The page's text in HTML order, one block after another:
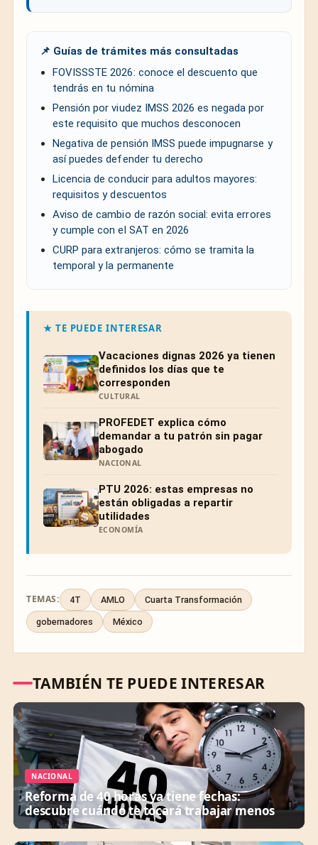
📌 Guías de trámites más consultadas
FOVISSSTE 2026: conoce el descuento que
tendrás en tu nómina
Pensión por viudez IMSS 2026 es negada por
este requisito que muchos desconocen
Negativa de pensión IMSS puede impugnarse y
así puedes defender tu derecho
Licencia de conducir para adultos mayores:
requisitos y descuentos
Aviso de cambio de razón social: evita errores
y cumple con el SAT en 2026
CURP para extranjeros: cómo se tramita la
temporal y la permanente
★ TE PUEDE INTERESAR
Vacaciones dignas 2026 ya tienen
definidos los días que te
corresponden
CULTURAL
PROFEDET explica cómo
demandar a tu patrón sin pagar
abogado
NACIONAL
PTU 2026: estas empresas no
están obligadas a repartir
utilidades
ECONOMÍA
TEMAS: 4T AMLO Cuarta Transformación
gobernadores México
TAMBIÉN TE PUEDE INTERESAR
NACIONAL
Reforma de 40 horas ya tiene fechas:
descubre cuándo te tocará trabajar menos